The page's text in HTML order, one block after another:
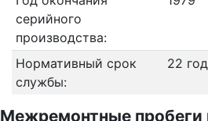
серийного
производства:
Нормативный срок
службы:
22
Межремонтные пробеги